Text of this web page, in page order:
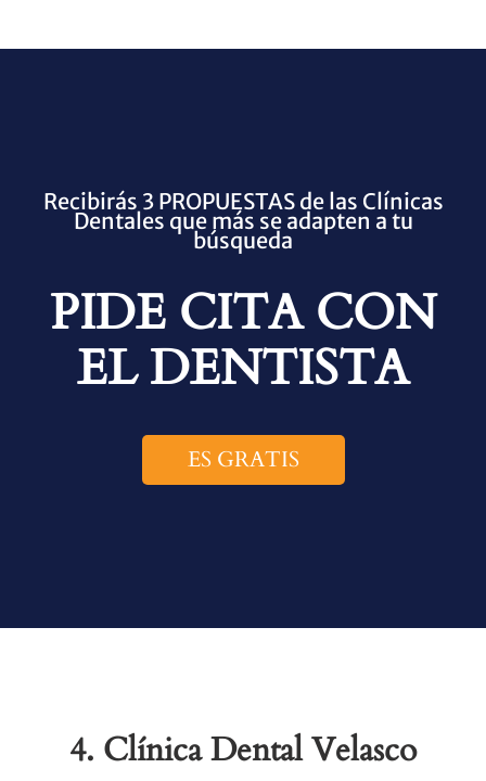
Recibirás 3 PROPUESTAS de las Clínicas
Dentales que más se adapten a tu
búsqueda
PIDE CITA CON
EL DENTISTA
ES GRATIS
4. Clínica Dental Velasco